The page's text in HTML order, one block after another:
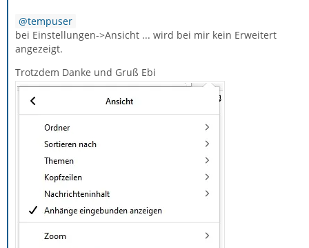
tempuser
bei Einstellungen->Ansicht ... wird bei mir kein Erweitert
angezeigt.
Trotzdem Danke und Gruß Ebi